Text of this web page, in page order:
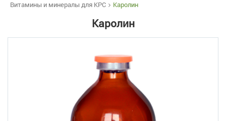
Витамины и минералы для КРС Каролин
Каролин